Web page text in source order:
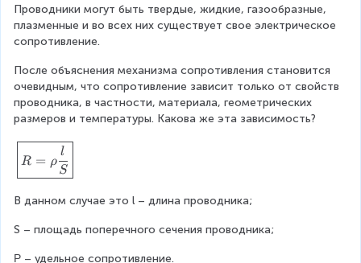
\
)
}
Проводники могут быть твердые, жидкие, газообразные,
плазменные и во всех них существует свое электрическое
сопротивление.
После объяснения механизма сопротивления становится
очевидным, что сопротивление зависит только от свойств
проводника, в частности, материала, геометрических
размеров и температуры. Какова же эта зависимость?
b
o
{
R = ρ
S
l
В данном случае это l – длина проводника;
S – площадь поперечного сечения проводника;
Ρ – удельное сопротивление.